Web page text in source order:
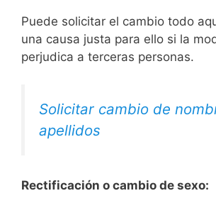
Puede solicitar el cambio todo
una causa justa para ello si la
perjudica a terceras personas.
Solicitar cambio de
apellidos
Rectificación o cambio de sexo: